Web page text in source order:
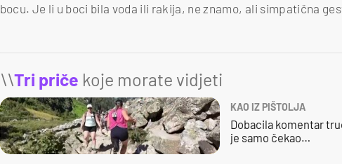
bocu. Je li u boci bila voda ili rakija, ne znamo, ali simpatična
\\Tri priče koje morate vidjeti
KAO IZ PIŠTOLJA
Dobacila komentar
je samo čekao…